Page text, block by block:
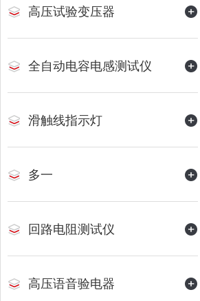
高压试验变压器
全自动电容电感测试仪
滑触线指示灯
多一
回路电阻测试仪
高压语音验电器